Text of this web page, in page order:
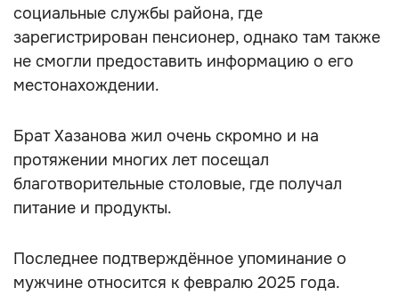
социальные службы района, где
зарегистрирован пенсионер, однако там также
не смогли предоставить информацию о его
местонахождении.
Брат Хазанова жил очень скромно и на
протяжении многих лет посещал
благотворительные столовые, где получал
питание и продукты.
Последнее подтверждённое упоминание о
мужчине относится к февралю 2025 года.